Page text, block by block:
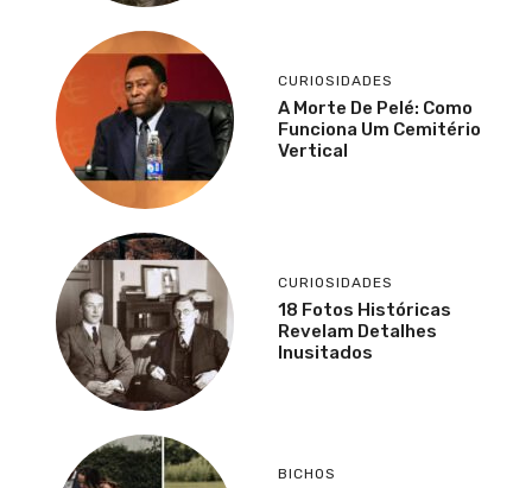
CURIOSIDADES
A Morte De Pelé: Como
Funciona Um Cemitério
Vertical
CURIOSIDADES
18 Fotos Históricas
Revelam Detalhes
Inusitados
BICHOS